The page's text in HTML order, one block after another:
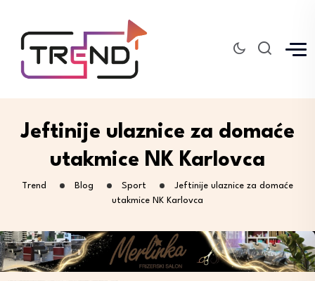
Jeftinije ulaznice za domaće
utakmice NK Karlovca
Trend Blog Sport
Jeftinije ulaznice za domaće
utakmice NK Karlovca